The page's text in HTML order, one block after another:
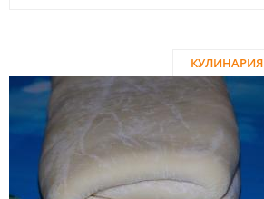
КУЛИНАРИЯ